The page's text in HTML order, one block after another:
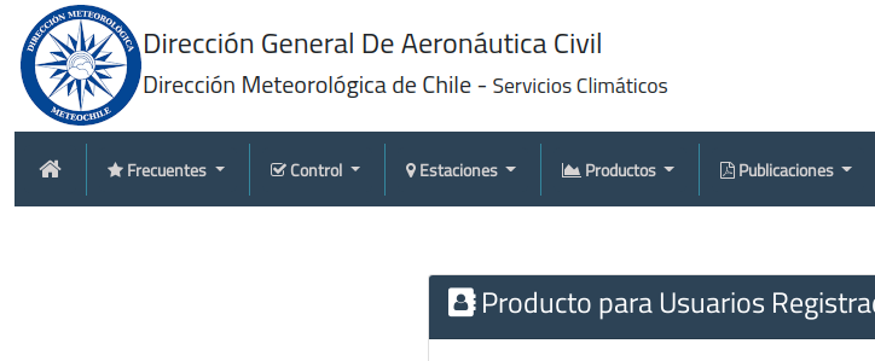
Frecuentes Control Estaciones Productos Publicaciones
Producto para Usuarios